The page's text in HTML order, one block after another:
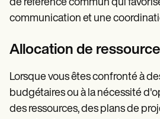
de référence commun qui
communication et une
Allocation de
Lorsque vous êtes confronté à
budgétaires ou à la nécessité
des ressources, des plans de